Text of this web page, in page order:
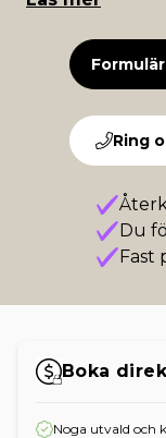
Ring
Du
Fast
Boka
Noga utvald och